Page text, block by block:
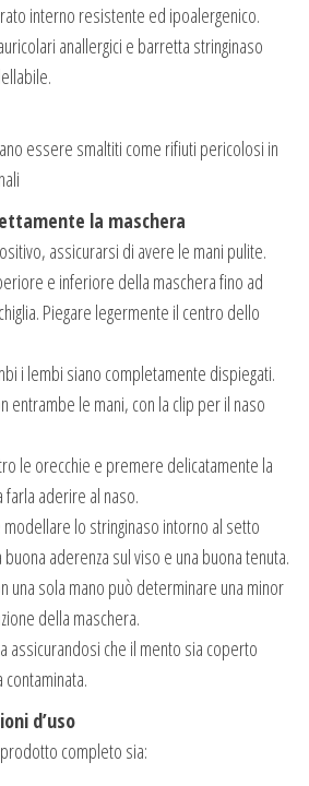
interno resistente ed ipoalergenico.
anallergici e barretta stringinaso
essere smaltiti come rifiuti pericolosi in
la maschera
assicurarsi di avere le mani pulite.
e inferiore della maschera fino ad
Piegare legermente il centro dello
i lembi siano completamente dispiegati.
entrambe le mani, con la clip per il naso
le orecchie e premere delicatamente la
aderire al naso.
lo stringinaso intorno al setto
aderenza sul viso e una buona tenuta.
una sola mano può determinare una minor
della maschera.
assicurandosi che il mento sia coperto
d’uso
completo sia: